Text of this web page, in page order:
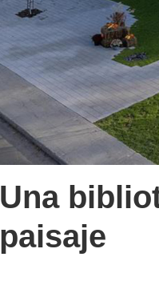
Una
paisaje